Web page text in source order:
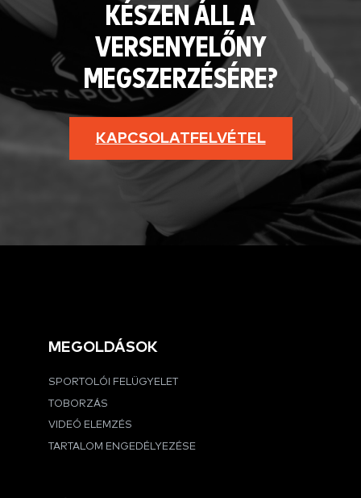
KÉSZEN ÁLL A
VERSENYELŐNY
MEGSZERZÉSÉRE?
KAPCSOLATFELVÉTEL
MEGOLDÁSOK
SPORTOLÓI FELÜGYELET
TOBORZÁS
VIDEÓ ELEMZÉS
TARTALOM ENGEDÉLYEZÉSE